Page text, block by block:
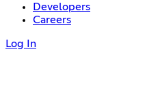
Developers
Careers
Log In